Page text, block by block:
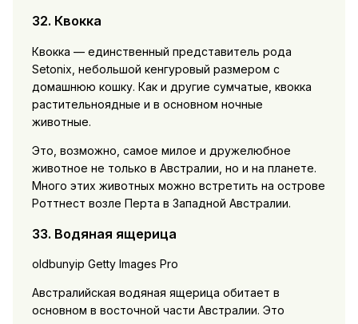
32. Квокка
Квокка — единственный представитель рода
Setonix, небольшой кенгуровый размером с
домашнюю кошку. Как и другие сумчатые, квокка
растительноядные и в основном ночные
животные.
Это, возможно, самое милое и дружелюбное
животное не только в Австралии, но и на планете.
Много этих животных можно встретить на острове
Роттнест возле Перта в Западной Австралии.
33. Водяная ящерица
oldbunyip Getty Images Pro
Австралийская водяная ящерица обитает в
основном в восточной части Австралии. Это